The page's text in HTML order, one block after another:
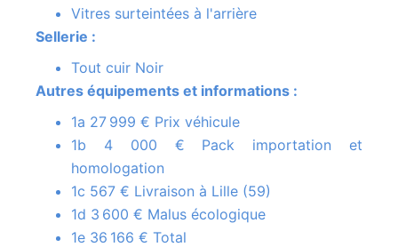
Vitres surteintées à l'arrière
Sellerie :
Tout cuir Noir
Autres équipements et informations :
1a 27 999 € Prix véhicule
1b 4 000 € Pack importation et
homologation
1c 567 € Livraison à Lille (59)
1d 3 600 € Malus écologique
1e 36 166 € Total